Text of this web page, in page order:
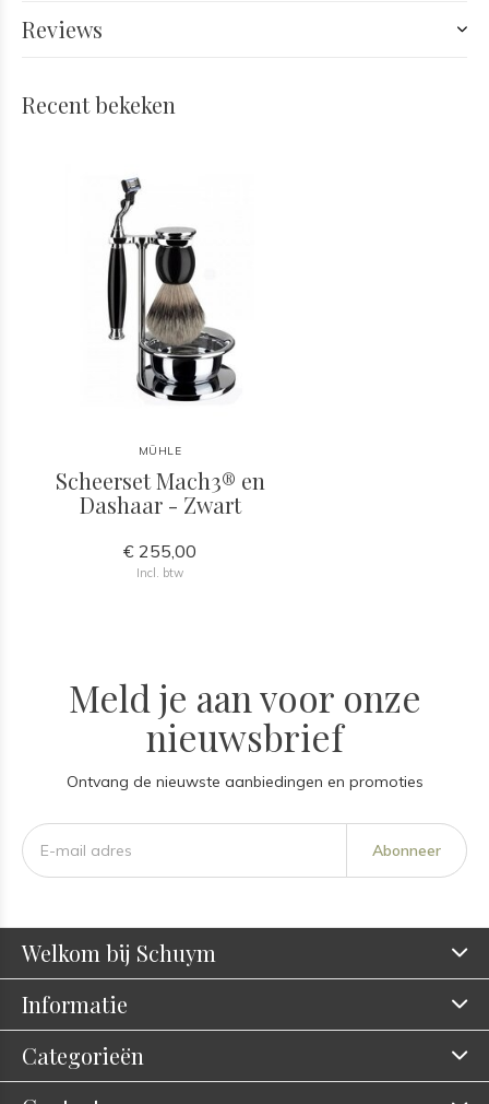
Reviews
Recent bekeken
MÜHLE
Scheerset Mach3® en
Dashaar - Zwart
€ 255,00
Incl. btw
Meld je aan voor onze
nieuwsbrief
Ontvang de nieuwste aanbiedingen en promoties
Abonneer
Welkom bij Schuym
Informatie
Categorieën